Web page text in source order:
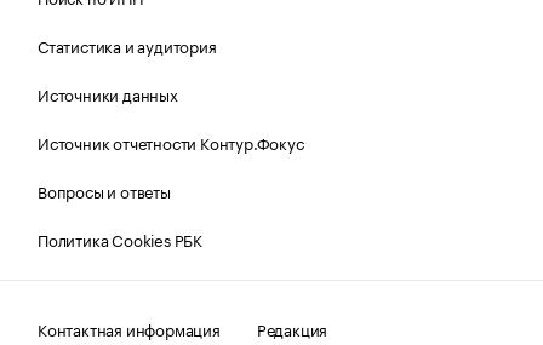
Статистика и аудитория
Источники данных
Источник отчетности Контур.Фокус
Вопросы и ответы
Политика Cookies РБК
Контактная информация Редакция